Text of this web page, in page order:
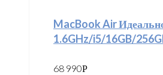
MacBook Air
1.6GHz/i5/16GB/
68 990Р